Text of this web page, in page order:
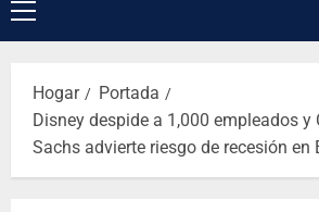
Hogar
Portada
Disney despide a 1,000 empleados y
Sachs advierte riesgo de recesión en